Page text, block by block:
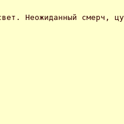
Неожиданный смерч,